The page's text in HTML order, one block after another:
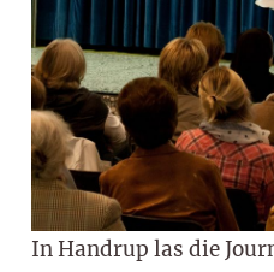
In Handrup las die